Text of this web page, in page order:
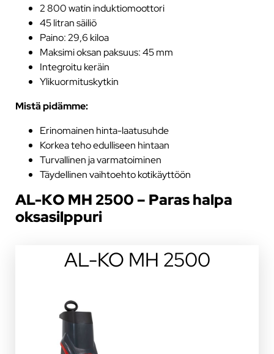
2 800 watin induktiomoottori
45 litran säiliö
Paino: 29,6 kiloa
Maksimi oksan paksuus: 45 mm
Integroitu keräin
Ylikuormituskytkin
Mistä pidämme:
Erinomainen hinta-laatusuhde
Korkea teho edulliseen hintaan
Turvallinen ja varmatoiminen
Täydellinen vaihtoehto kotikäyttöön
AL-KO MH 2500 – Paras halpa
oksasilppuri
AL-KO MH 2500